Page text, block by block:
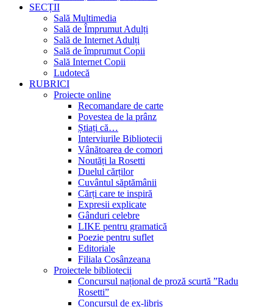
SECȚII
Sală Multimedia
Sală de Împrumut Adulți
Sală de Internet Adulți
Sală de împrumut Copii
Sală Internet Copii
Ludotecă
RUBRICI
Proiecte online
Recomandare de carte
Povestea de la prânz
Știați că…
Interviurile Bibliotecii
Vânătoarea de comori
Noutăți la Rosetti
Duelul cărților
Cuvântul săptămânii
Cărți care te inspiră
Expresii explicate
Gânduri celebre
LIKE pentru gramatică
Poezie pentru suflet
Editoriale
Filiala Cosânzeana
Proiectele bibliotecii
Concursul național de proză scurtă ”Radu
Rosetti”
Concursul de ex-libris